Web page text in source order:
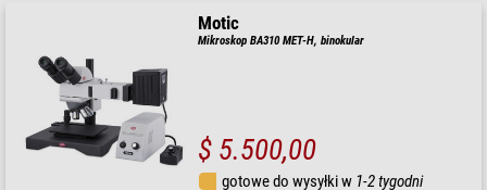
Motic
Mikroskop BA310 MET-H, binokular
$ 5.500,00
gotowe do wysyłki w 1-2 tygodni